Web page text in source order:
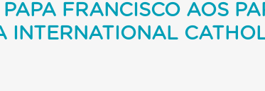
FRANCISCO AOS
INTERNATIONAL